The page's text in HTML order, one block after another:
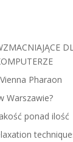
Pharaon
Warszawie?
ponad ilość